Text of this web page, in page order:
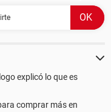
explicó lo que es
comprar más en